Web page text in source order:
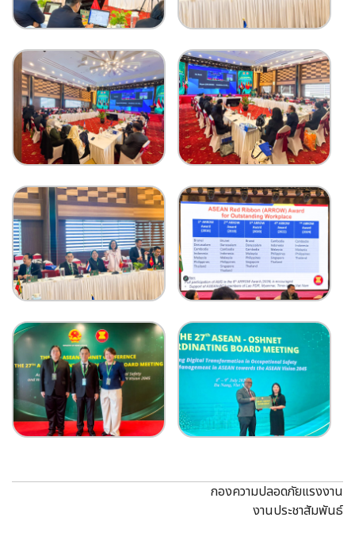
กองความปลอดภัยแรงงาน
งานประชาสัมพันธ์